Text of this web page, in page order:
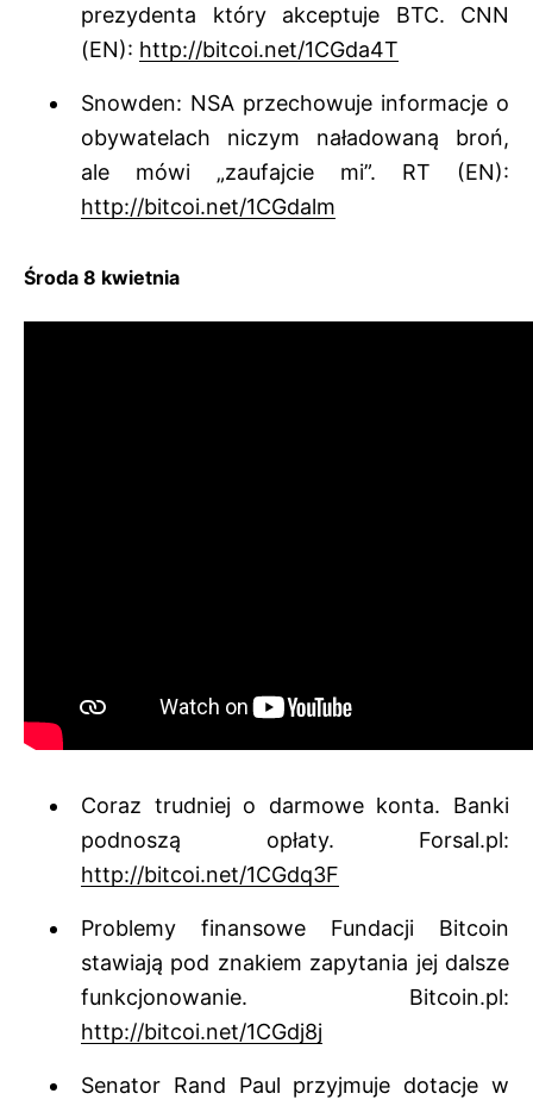
prezydenta który akceptuje BTC. CNN
(EN): http://bitcoi.net/1CGda4T
Snowden: NSA przechowuje informacje o
obywatelach niczym naładowaną broń,
ale mówi „zaufajcie mi”. RT (EN):
http://bitcoi.net/1CGdalm
Środa 8 kwietnia
Coraz trudniej o darmowe konta. Banki
podnoszą opłaty. Forsal.pl:
http://bitcoi.net/1CGdq3F
Problemy finansowe Fundacji Bitcoin
stawiają pod znakiem zapytania jej dalsze
funkcjonowanie. Bitcoin.pl:
http://bitcoi.net/1CGdj8j
Senator Rand Paul przyjmuje dotacje w